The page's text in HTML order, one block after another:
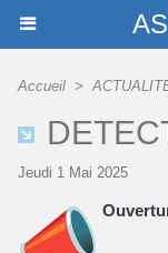
Accueil >
Jeudi 1 Mai 2025